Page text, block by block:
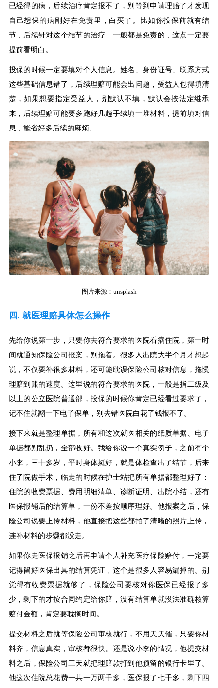
已经得的病，后续治疗肯定报不了，别等到申请理赔了才发现
自己想保的病刚好在免责里，白买了。比如你投保前就有结
节，后续针对这个结节的治疗，一般都是免责的，这点一定要
提前看明白。
投保的时候一定要填对个人信息。姓名、身份证号、联系方式
这些基础信息错了，后续理赔可能会出问题，受益人也得填清
楚，如果想要指定受益人，别默认不填，默认会按法定继承
来，后续理赔可能要多跑好几趟手续填一堆材料，提前填对信
息，能省好多后续的麻烦。
图片来源：unsplash
四. 就医理赔具体怎么操作
先给你说第一步，只要你去符合要求的医院看病住院，第一时
间就通知保险公司报案，别拖着。很多人出院大半个月才想起
说，不仅要补很多材料，还可能耽误保险公司核对信息，拖慢
理赔到账的速度。这里说的符合要求的医院，一般是指二级及
以上的公立医院普通部，投保的时候你肯定已经看过要求了，
记不住就翻一下电子保单，别去错医院白花了钱报不了。
接下来就是整理单据，所有和这次就医相关的纸质单据、电子
单据都别乱扔，全部收好。我给你说一个真实例子，之前有个
小李，三十多岁，平时身体挺好，就是体检查出了结节，后来
住了院做手术，临走的时候在护士站把所有单据都整理好了：
住院的收费票据、费用明细清单、诊断证明、出院小结，还有
医保报销后的结算单，一份不差按顺序理好。他报案之后，保
险公司说要上传材料，他直接把这些都拍了清晰的照片上传，
连补材料的步骤都没走。
如果你走医保报销之后再申请个人补充医疗保险赔付，一定要
记得留好医保出具的结算凭证，这个是很多人容易漏掉的。别
觉得有收费票据就够了，保险公司要核对你医保已经报了多
少，剩下的才按合同约定给你赔，没有结算单就没法准确核算
赔付金额，肯定要耽搁时间。
提交材料之后就等保险公司审核就行，不用天天催，只要你材
料齐，信息真实，审核都很快。还是说小李的情况，他提交材
料之后，保险公司三天就把理赔款打到他预留的银行卡里了。
他这次住院总花费一共一万两千多，医保报了七千多，剩下四